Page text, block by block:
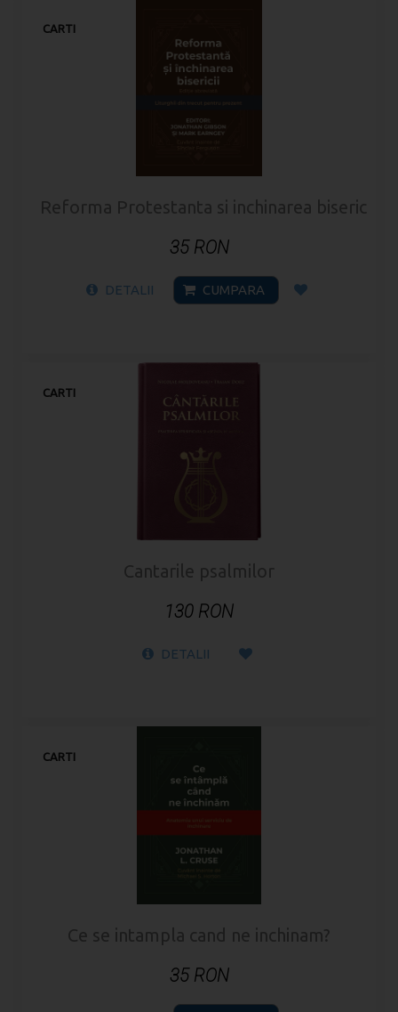
CARTI
Reforma Protestanta si inchinarea bisericii
35 RON
DETALII CUMPARA
CARTI
Cantarile psalmilor
130 RON
DETALII
CARTI
Ce se intampla cand ne inchinam?
35 RON